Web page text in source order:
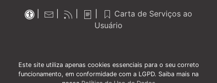
Carta de Serviços ao
Usuário
Este site utiliza apenas cookies essenciais para o seu correto
funcionamento, em conformidade com a LGPD. Saiba mais na